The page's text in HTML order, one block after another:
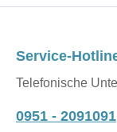
Service-
Telefonische
0951 - 2091091